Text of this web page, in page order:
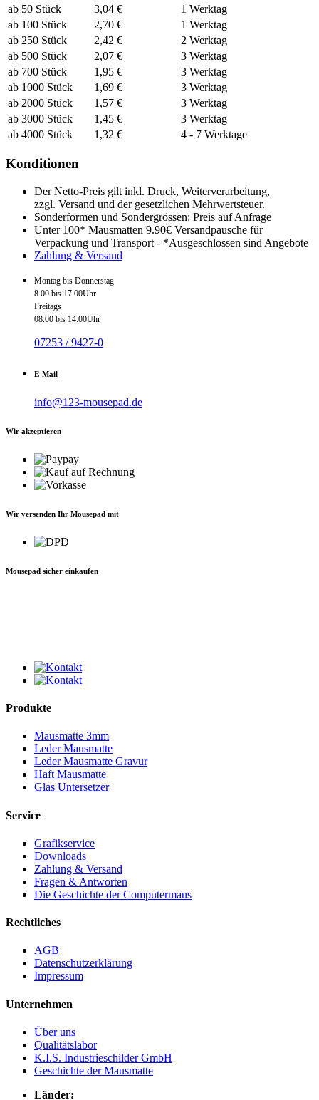
ab 50 Stück
3,04 €
1 Werktag
ab 100 Stück
2,70 €
1 Werktag
ab 250 Stück
2,42 €
2 Werktag
ab 500 Stück
2,07 €
3 Werktag
ab 700 Stück
1,95 €
3 Werktag
ab 1000 Stück
1,69 €
3 Werktag
ab 2000 Stück
1,57 €
3 Werktag
ab 3000 Stück
1,45 €
3 Werktag
ab 4000 Stück
1,32 € 4 - 7 Werktage
Konditionen
Der Netto-Preis gilt inkl. Druck, Weiterverarbeitung,
zzgl. Versand und der gesetzlichen Mehrwertsteuer.
Sonderformen und Sondergrössen: Preis auf Anfrage
Unter 100* Mausmatten 9.90€ Versandpausche für
Verpackung und Transport - *Ausgeschlossen sind Angebote
Zahlung & Versand
Montag bis Donnerstag
8.00 bis 17.00Uhr
Freitags
08.00 bis 14.00Uhr
07253 / 9427-0
E-Mail
info@123-mousepad.de
Wir akzeptieren
Wir versenden Ihr Mousepad mit
Mousepad sicher einkaufen
Produkte
Mausmatte 3mm
Leder Mausmatte
Leder Mausmatte Gravur
Haft Mausmatte
Glas Untersetzer
Service
Grafikservice
Downloads
Zahlung & Versand
Fragen & Antworten
Die Geschichte der Computermaus
Rechtliches
AGB
Datenschutzerklärung
Impressum
Unternehmen
Über uns
Qualitätslabor
K.I.S. Industrieschilder GmbH
Geschichte der Mausmatte
Länder: